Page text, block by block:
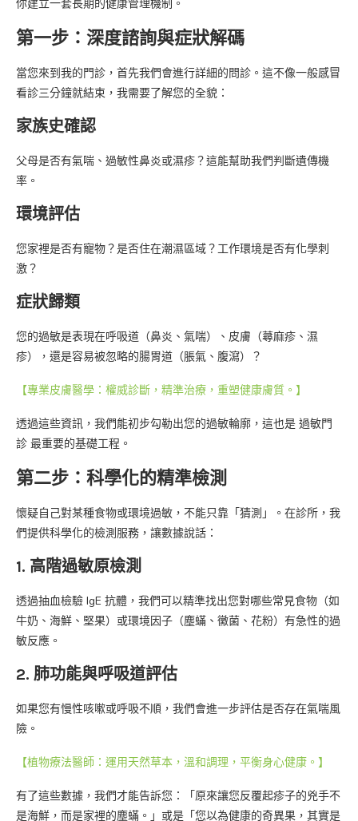
你建立一套長期的健康管理機制。
第一步：深度諮詢與症狀解碼
當您來到我的門診，首先我們會進行詳細的問診。這不像一般感冒
看診三分鐘就結束，我需要了解您的全貌：
家族史確認
父母是否有氣喘、過敏性鼻炎或濕疹？這能幫助我們判斷遺傳機
率。
環境評估
您家裡是否有寵物？是否住在潮濕區域？工作環境是否有化學刺
激？
症狀歸類
您的過敏是表現在呼吸道（鼻炎、氣喘）、皮膚（蕁麻疹、濕
疹），還是容易被忽略的腸胃道（脹氣、腹瀉）？
【專業皮膚醫學：權威診斷，精準治療，重塑健康膚質。】
透過這些資訊，我們能初步勾勒出您的過敏輪廓，這也是 過敏門
診 最重要的基礎工程。
第二步：科學化的精準檢測
懷疑自己對某種食物或環境過敏，不能只靠「猜測」。在診所，我
們提供科學化的檢測服務，讓數據說話：
1. 高階過敏原檢測
透過抽血檢驗 IgE 抗體，我們可以精準找出您對哪些常見食物（如
牛奶、海鮮、堅果）或環境因子（塵蟎、黴菌、花粉）有急性的過
敏反應。
2. 肺功能與呼吸道評估
如果您有慢性咳嗽或呼吸不順，我們會進一步評估是否存在氣喘風
險。
【植物療法醫師：運用天然草本，溫和調理，平衡身心健康。】
有了這些數據，我們才能告訴您：「原來讓您反覆起疹子的兇手不
是海鮮，而是家裡的塵蟎。」或是「您以為健康的奇異果，其實是